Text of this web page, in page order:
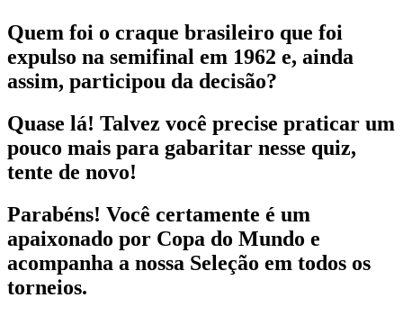
Quem foi o craque brasileiro que foi
expulso na semifinal em 1962 e, ainda
assim, participou da decisão?
Quase lá! Talvez você precise praticar um
pouco mais para gabaritar nesse quiz,
tente de novo!
Parabéns! Você certamente é um
apaixonado por Copa do Mundo e
acompanha a nossa Seleção em todos os
torneios.